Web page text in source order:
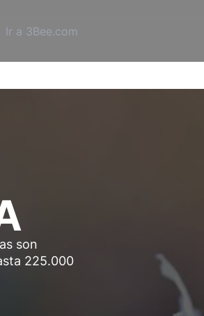
Ir a 3Bee.com
son
225.000